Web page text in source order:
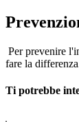
Per prevenire
fare la
Ti potrebbe